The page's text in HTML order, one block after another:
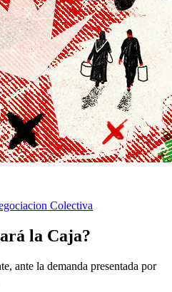
Colectiva
la Caja?
ante la demanda presentada por